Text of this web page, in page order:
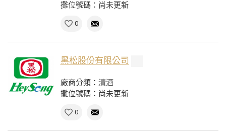
攤位號碼：尚未更新
0
黑松股份有限公司
廠商分類： 清酒
攤位號碼：尚未更新
0